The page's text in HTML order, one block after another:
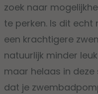
zoek naar
te perken. Is dit echt
een krachtigere
natuurlijk minder
maar helaas in
dat je